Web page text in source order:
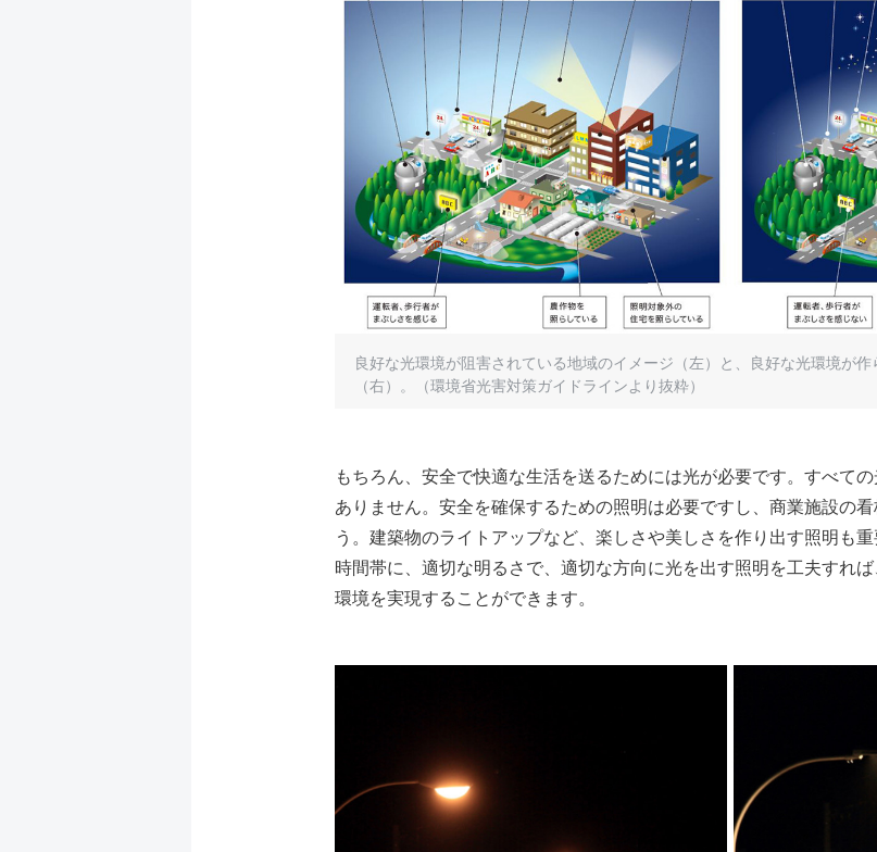
良好な光環境が阻害されている地域のイメージ（左）と、良好な光環境が
（右）。（環境省光害対策ガイドラインより抜粋）
もちろん、安全で快適な生活を送るためには光が必要です。すべて
ありません。安全を確保するための照明は必要ですし、商業施設の
う。建築物のライトアップなど、楽しさや美しさを作り出す照明も
時間帯に、適切な明るさで、適切な方向に光を出す照明を工夫すれ
環境を実現することができます。